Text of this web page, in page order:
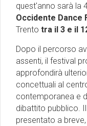
quest'anno sarà la
Occidente Dance
Trento tra il 3 e il
Dopo il percorso
assenti, il festival
approfondirà
concettuali al
contemporanea e
dibattito pubblico.
presentato a